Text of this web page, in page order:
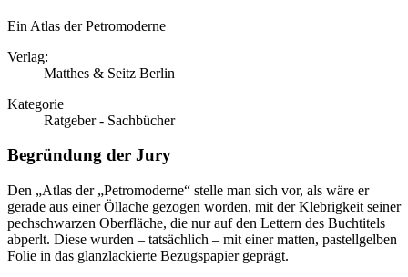
Ein Atlas der Petromoderne
Verlag:
Matthes & Seitz Berlin
Kategorie
Ratgeber - Sachbücher
Begründung der Jury
Den „Atlas der „Petromoderne“ stelle man sich vor, als wäre er
gerade aus einer Öllache gezogen worden, mit der Klebrigkeit seiner
pechschwarzen Oberfläche, die nur auf den Lettern des Buchtitels
abperlt. Diese wurden – tatsächlich – mit einer matten, pastellgelben
Folie in das glanzlackierte Bezugspapier geprägt.